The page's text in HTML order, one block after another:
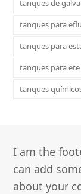
tanques de
tanques para
tanques para
tanques para ete
tanques
I am the
can add
about your